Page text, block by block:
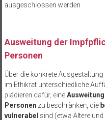
ausgeschlossen werden.
Ausweitung der
Personen
Über die konkrete
im Ethikrat unterschiedliche
plädieren dafür, eine
Personen zu beschränken, die
vulnerabel sind (etwa Ältere